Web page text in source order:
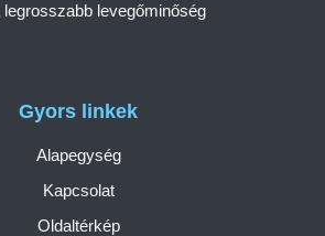
Gyors linkek
Alapegység
Kapcsolat
Oldaltérkép
legrosszabb levegőminőség